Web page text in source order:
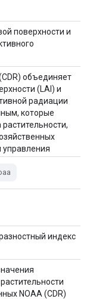
поверхности и
объединяет
(LAI) и
радиации
которые
управления
индекс
NOAA (CDR)